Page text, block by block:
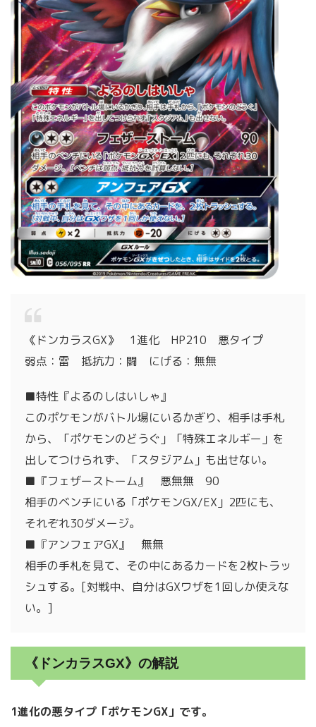
《ドンカラスGX》 1進化 HP210 悪タイプ
弱点：雷 抵抗力：闘 にげる：無無
■特性『よるのしはいしゃ』
このポケモンがバトル場にいるかぎり、相手は手札
から、「ポケモンのどうぐ」「特殊エネルギー」を
出してつけられず、「スタジアム」も出せない。
■『フェザーストーム』 悪無無 90
相手のベンチにいる「ポケモンGX/EX」2匹にも、
それぞれ30ダメージ。
■『アンフェアGX』 無無
相手の手札を見て、その中にあるカードを2枚トラッ
シュする。[対戦中、自分はGXワザを1回しか使えな
い。]
《ドンカラスGX》の解説
1進化の悪タイプ「ポケモンGX」です。